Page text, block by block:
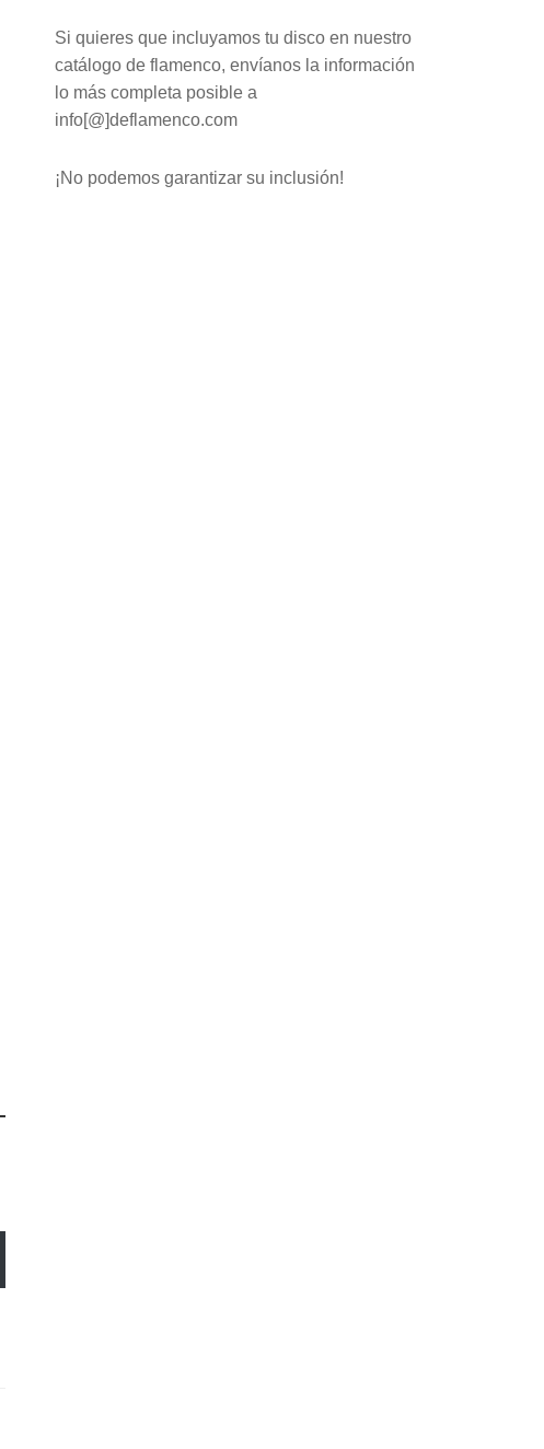
Si quieres que incluyamos tu disco en nuestro
catálogo de flamenco, envíanos la información
lo más completa posible a
info[@]deflamenco.com
¡No podemos garantizar su inclusión!